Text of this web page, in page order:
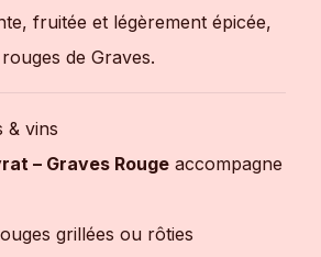
fruitée et légèrement épicée,
de Graves.
vins
– Graves Rouge accompagne
grillées ou rôties